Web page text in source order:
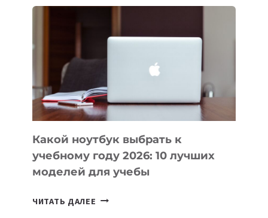
СОЗДАВАТЬ
БЕЗ
СЛОЖНОГО
КОДА
Какой ноутбук выбрать к
учебному году 2026: 10 лучших
моделей для учебы
ЧИТАТЬ ДАЛЕЕ КАКОЙ